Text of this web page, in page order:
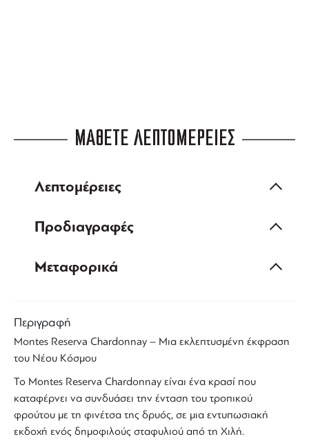
ΜΑΘΕΤΕ ΛΕΠΤΟΜΕΡΕΙΕΣ
Λεπτομέρειες
Προδιαγραφές
Μεταφορικά
Περιγραφή
Montes Reserva Chardonnay – Μια εκλεπτυσμένη έκφραση
του Νέου Κόσμου
Το Montes Reserva Chardonnay είναι ένα κρασί που
καταφέρνει να συνδυάσει την ένταση του τροπικού
φρούτου με τη φινέτσα της δρυός, σε μια εντυπωσιακή
εκδοχή ενός δημοφιλούς σταφυλιού από τη Χιλή.